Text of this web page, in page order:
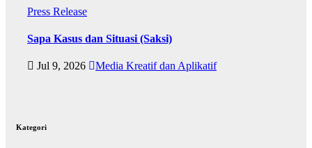
Press Release
Sapa Kasus dan Situasi (Saksi)
Jul 9, 2026 Media Kreatif dan Aplikatif
Kategori